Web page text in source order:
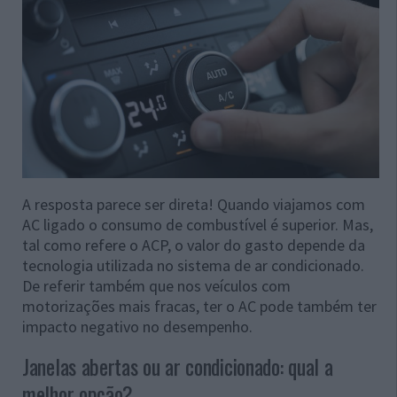
A resposta parece ser direta! Quando viajamos com
AC ligado o consumo de combustível é superior. Mas,
tal como refere o ACP, o valor do gasto depende da
tecnologia utilizada no sistema de ar condicionado.
De referir também que nos veículos com
motorizações mais fracas, ter o AC pode também ter
impacto negativo no desempenho.
Janelas abertas ou ar condicionado: qual a